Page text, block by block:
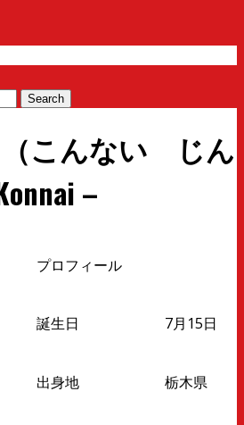
こんない じん
–
プロフィール
誕生日 7月15日
出身地 栃木県